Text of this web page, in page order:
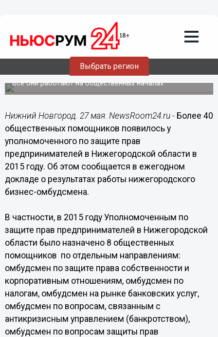
Выбрать регион
Более 40 общественных помощников
появилось у бизнес-омбудсмена в
Нижегородской области
Все они работают на общественных началах.
Нижний Новгород. 27 мая. NewsRoom24.ru - Более 40
общественных помощников появилось у
уполномоченного по защите прав
предпринимателей в Нижегородской области в
2015 году. Об этом сообщается в ежегодном
докладе о результатах работы нижегородского
бизнес-омбудсмена.
В частности, в 2015 году Уполномоченным по
защите прав предпринимателей в Нижегородской
области было назначено 8 общественных
помощников по отдельным направлениям:
омбудсмен по защите права собственности и
корпоративным отношениям, омбудсмен по
налогам, омбудсмен на рынке банковских услуг,
омбудсмен по вопросам, связанным с
антикризисным управлением (банкротством),
омбудсмен по вопросам защиты прав